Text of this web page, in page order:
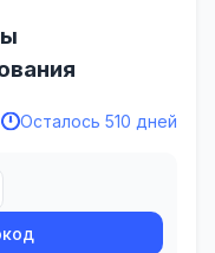
Осталось 510 дней